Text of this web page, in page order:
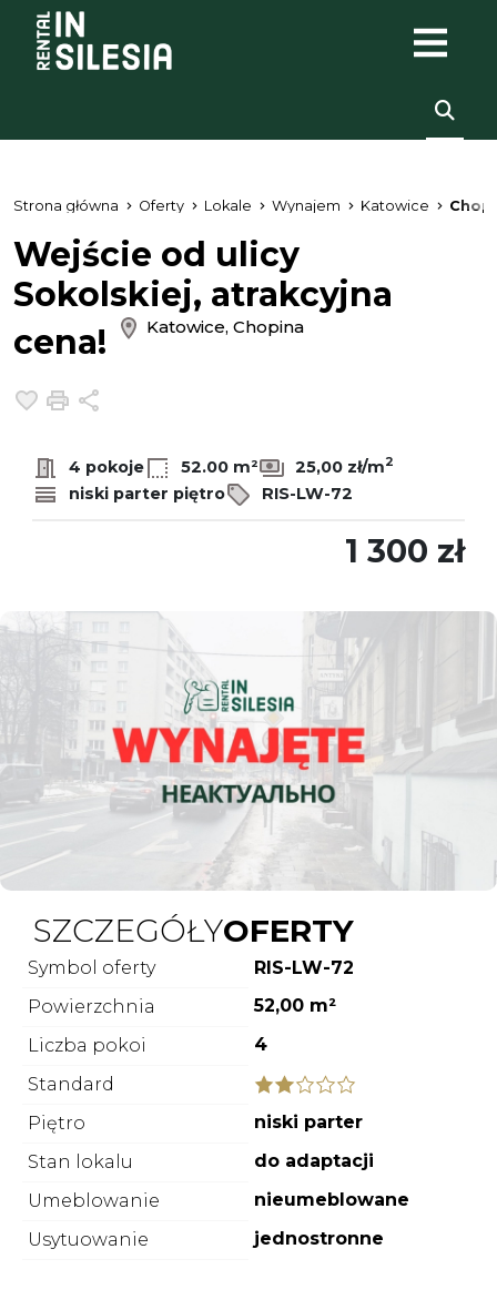
Strona główna Oferty Lokale Wynajem Katowice
Wejście od ulicy
Sokolskiej, atrakcyjna
cena!
Katowice, Chopina
Dodaj do ulubionych
Drukuj
4 pokoje 52.00 m² 25,00 zł/m2
niski parter piętro RIS-LW-72
1 300 zł
SZCZEGÓŁYOFERTY
Symbol oferty
RIS-LW-72
Powierzchnia
52,00 m²
Liczba pokoi
4
Standard
Piętro
niski parter
Stan lokalu
do adaptacji
Umeblowanie
nieumeblowane
Usytuowanie
jednostronne